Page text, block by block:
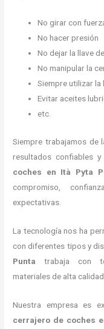
No girar con
No hacer presión
No dejar la llave
No manipular la
Siempre utilizar
Evitar aceites
etc.
Siempre trabajamos de
resultados confiables
coches en Ità Pyta
compromiso,
expectativas.
La tecnología nos ha
con diferentes tipos y
Punta trabaja con
materiales de alta
Nuestra empresa es
cerrajero de coches